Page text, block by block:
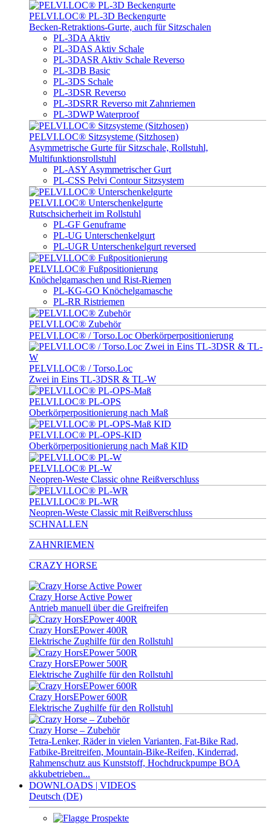
PELVI.LOC® PL-3D Beckengurte
Becken-Retraktions-Gurte, auch für Sitzschalen
PL-3DA Aktiv
PL-3DAS Aktiv Schale
PL-3DASR Aktiv Schale Reverso
PL-3DB Basic
PL-3DS Schale
PL-3DSR Reverso
PL-3DSRR Reverso mit Zahnriemen
PL-3DWP Waterproof
PELVI.LOC® Sitzsysteme (Sitzhosen)
Asymmetrische Gurte für Sitzschale, Rollstuhl,
Multifunktionsrollstuhl
PL-ASY Asymmetrischer Gurt
PL-CSS Pelvi Contour Sitzsystem
PELVI.LOC® Unterschenkelgurte
Rutschsicherheit im Rollstuhl
PL-GF Genuframe
PL-UG Unterschenkelgurt
PL-UGR Unterschenkelgurt reversed
PELVI.LOC® Fußpositionierung
Knöchelgamaschen und Rist-Riemen
PL-KG-GO Knöchelgamasche
PL-RR Ristriemen
PELVI.LOC® Zubehör
PELVI.LOC® / Torso.Loc Oberkörperpositionierung
PELVI.LOC® / Torso.Loc
Zwei in Eins TL-3DSR & TL-W
PELVI.LOC® PL-OPS
Oberkörperpositionierung nach Maß
PELVI.LOC® PL-OPS-KID
Oberkörperpositionierung nach Maß KID
PELVI.LOC® PL-W
Neopren-Weste Classic ohne Reißverschluss
PELVI.LOC® PL-WR
Neopren-Weste Classic mit Reißverschluss
SCHNALLEN
ZAHNRIEMEN
CRAZY HORSE
Crazy Horse Active Power
Antrieb manuell über die Greifreifen
Crazy HorsEPower 400R
Elektrische Zughilfe für den Rollstuhl
Crazy HorsEPower 500R
Elektrische Zughilfe für den Rollstuhl
Crazy HorsEPower 600R
Elektrische Zughilfe für den Rollstuhl
Crazy Horse – Zubehör
Tetra-Lenker, Räder in vielen Varianten, Fat-Bike Rad,
Fatbike-Breitreifen, Mountain-Bike-Reifen, Kinderrad,
Rahmenschutz aus Kunststoff, Hochdruckpumpe BOA
akkubetrieben...
DOWNLOADS | VIDEOS
Deutsch (DE)
Prospekte